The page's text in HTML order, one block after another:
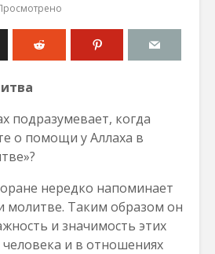
подразумевает, когда
о помощи у Аллаха в
нередко напоминает
молитве. Таким образом он
и значимость этих
и в отношениях